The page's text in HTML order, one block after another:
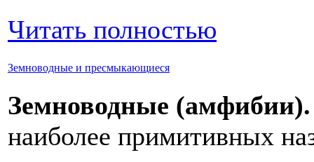
Читать полностью
Земноводные и пресмыкающиеся
Земноводные
наиболее примитивных